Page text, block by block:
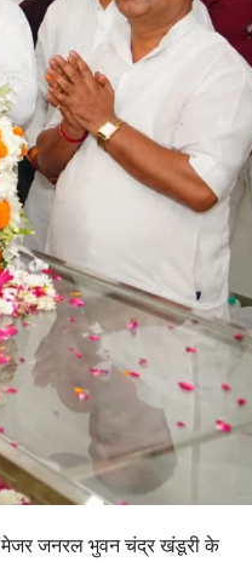
मेजर जनरल भुवन चंद्र खंडूरी के